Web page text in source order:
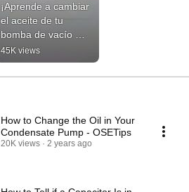
¡Aprende a cambiar
el aceite de tu
bomba de vacío
HVAC en nuestro
próximo videl en
YouTube!
45K views
How to Change the Oil in Your
Condensate Pump - OSETips
20K views 2 years ago